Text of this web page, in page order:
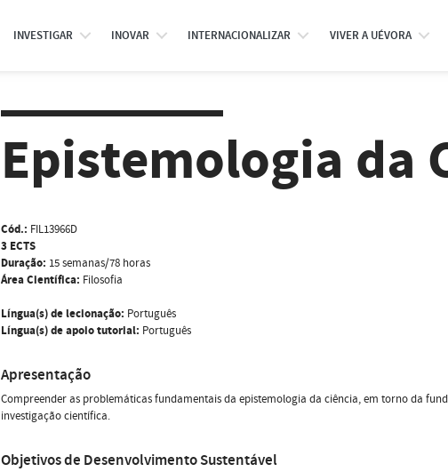
INVESTIGAR INOVAR INTERNACIONALIZAR VIVER A UÉVORA
Epistemologia da
Cód.: FIL13966D
3 ECTS
Duração: 15 semanas/78 horas
Área Científica: Filosofia
Língua(s) de lecionação: Português
Língua(s) de apoio tutorial: Português
Apresentação
Compreender as problemáticas fundamentais da epistemologia da ciência, em torno da
investigação científica.
Objetivos de Desenvolvimento Sustentável